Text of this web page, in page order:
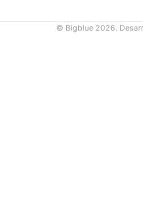
© Bigblue 2026.